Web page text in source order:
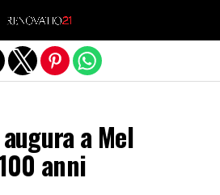
a Mel
anni
mobile version